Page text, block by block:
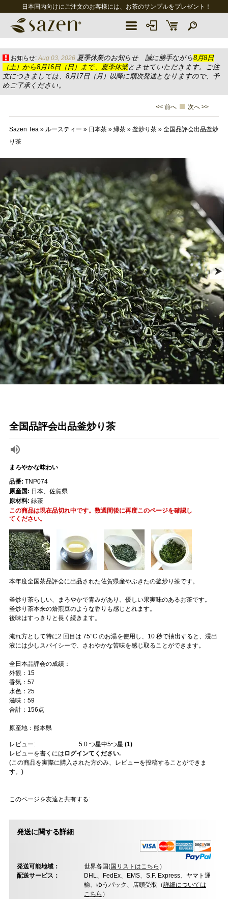
日本国内向けにご注文のお客様には、お茶のサンプルをプレゼント！
お知らせ: Aug 03, 2026 夏季休業のお知らせ 誠に勝手ながら8月8日
（土）から8月16日（日）まで、夏季休業とさせていただきます。ご注
文につきましては、8月17日（月）以降に順次発送となりますので、予
めご了承ください。
<< 前へ 次へ >>
Sazen Tea» ルースティー » 日本茶» 緑茶» 釜炒り茶» 全国品評会出品釜炒
り茶
全国品評会出品釜炒り茶
まろやかな味わい
本年度全国茶品評会に出品された佐賀県産やぶきたの釜炒り茶です。
釜炒り茶らしい、まろやかで青みがあり、優しい果実味のあるお茶です。
釜炒り茶本来の焙煎豆のような香りも感じとれます。
後味はすっきりと長く続きます。
淹れ方として特に2 回目は 75°C のお湯を使用し、10 秒で抽出すると、浸出
液には少しスパイシーで、さわやかな苦味を感じ取ることができます。
全日本品評会の成績：
外観：15
香気：57
水色：25
滋味：59
合計：156点
原産地：熊本県
レビュー: 5.0つ星中5つ星 (1)
レビューを書くには ログインてください.
(この商品を実際に購入された方のみ、レビューを投稿することができま
す。)
このページを友達と共有する:
品番: TNP074
原産国: 日本、佐賀県
原材料: 緑茶
この商品は現在品切れ中です。数週間後に再度このページを確認し
てください。
発送に関する詳細
発送可能地域： 世界各国(国リストはこちら ）
配送サービス：
DHL、FedEx、EMS、S.F. Express、ヤマト運
輸、ゆうパック、店頭受取（詳細については
こちら ）